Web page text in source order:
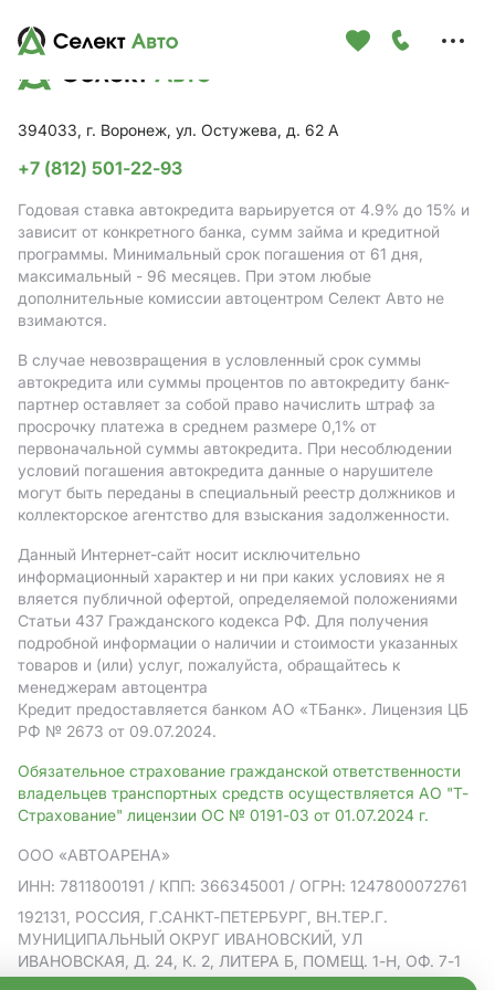
394033, г. Воронеж, ул. Остужева, д. 62 А
+7 (812) 501-22-93
Годовая ставка автокредита варьируется от 4.9% до 15% и
зависит от конкретного банка, сумм займа и кредитной
программы. Минимальный срок погашения от 61 дня,
максимальный - 96 месяцев. При этом любые
дополнительные комиссии автоцентром Селект Авто не
взимаются.
В случае невозвращения в условленный срок суммы
автокредита или суммы процентов по автокредиту банк-
партнер оставляет за собой право начислить штраф за
просрочку платежа в среднем размере 0,1% от
первоначальной суммы автокредита. При несоблюдении
условий погашения автокредита данные о нарушителе
могут быть переданы в специальный реестр должников и
коллекторское агентство для взыскания задолженности.
Данный Интернет-сайт носит исключительно
информационный характер и ни при каких условиях не я
вляется публичной офертой, определяемой положениями
Статьи 437 Гражданского кодекса РФ. Для получения
подробной информации о наличии и стоимости указанных
товаров и (или) услуг, пожалуйста, обращайтесь к
менеджерам автоцентра
Кредит предоставляется банком АO «ТБанк». Лицензия ЦБ
РФ № 2673 от 09.07.2024.
Обязательное страхование гражданской ответственности
владельцев транспортных средств осуществляется АО "Т-
Страхование" лицензии ОС № 0191-03 от 01.07.2024 г.
ООО «АВТОАРЕНА»
ИНН: 7811800191 / КПП: 366345001 / ОГРН: 1247800072761
192131, РОССИЯ, Г.САНКТ-ПЕТЕРБУРГ, ВН.ТЕР.Г.
МУНИЦИПАЛЬНЫЙ ОКРУГ ИВАНОВСКИЙ, УЛ
ИВАНОВСКАЯ, Д. 24, К. 2, ЛИТЕРА Б, ПОМЕЩ. 1-Н, ОФ. 7-1